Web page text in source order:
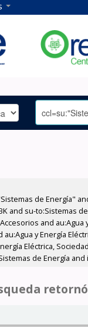
de Energía"
and su-to:Sistemas
and
y Energía
Eléctrica,
de Energía